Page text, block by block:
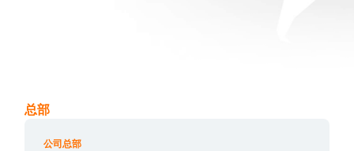
总部
公司总部